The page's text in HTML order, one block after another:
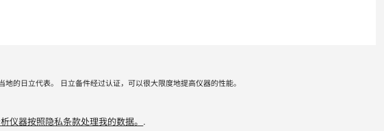
的日立代表。 日立备件经过认证，可以很大限度地提高仪器的性能。
仪器按照隐私条款处理我的数据。 .